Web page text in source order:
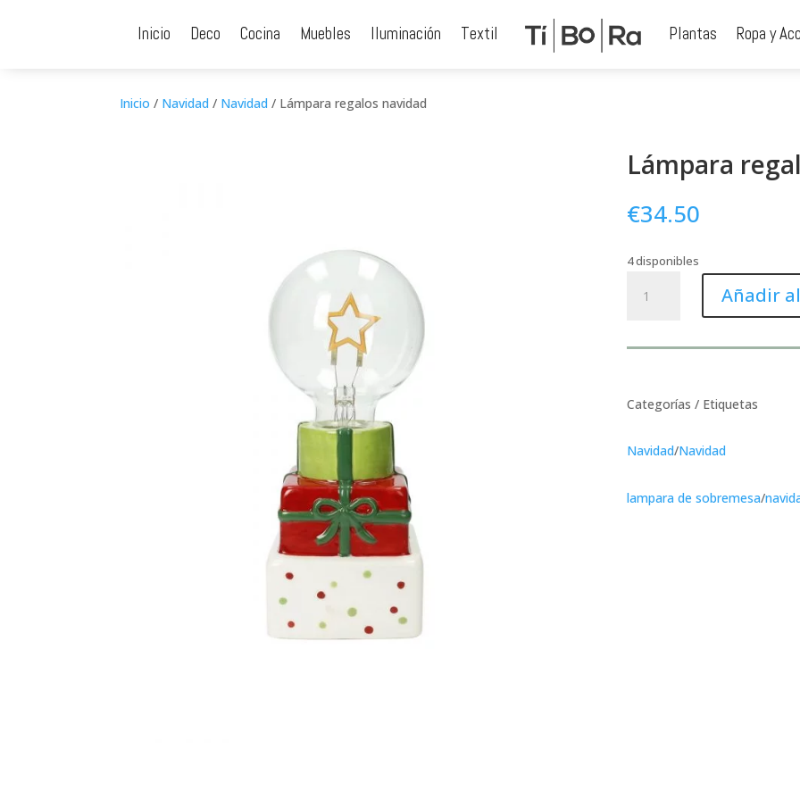
Inicio Deco Cocina Muebles Iluminación Textil Plantas Ropa y
Inicio / Navidad / Navidad / Lámpara regalos navidad
Lámpara
€34.50
4 disponibles
regalos
Añadir
Categorías / Etiquetas
Navidad/Navidad
lampara de sobremesa/